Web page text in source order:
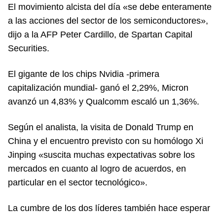
El movimiento alcista del día «se debe enteramente
a las acciones del sector de los semiconductores»,
dijo a la AFP Peter Cardillo, de Spartan Capital
Securities.
El gigante de los chips Nvidia -primera
capitalización mundial- ganó el 2,29%, Micron
avanzó un 4,83% y Qualcomm escaló un 1,36%.
Según el analista, la visita de Donald Trump en
China y el encuentro previsto con su homólogo Xi
Jinping «suscita muchas expectativas sobre los
mercados en cuanto al logro de acuerdos, en
particular en el sector tecnológico».
La cumbre de los dos líderes también hace esperar